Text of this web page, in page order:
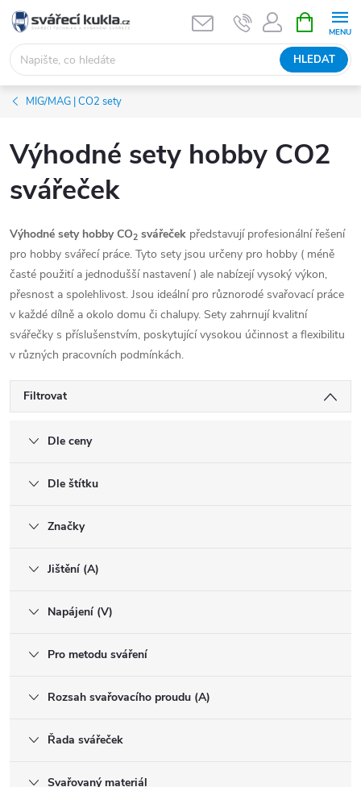
Přejít na obsah
HLEDAT
MIG/MAG | CO2 sety
Výhodné sety hobby CO2
svářeček
Výhodné sety hobby CO2 svářeček představují profesionální řešení
pro hobby svářecí práce. Tyto sety jsou určeny pro hobby ( méně
časté použití a jednodušší nastavení ) ale nabízejí vysoký výkon,
přesnost a spolehlivost. Jsou ideální pro různorodé svařovací práce
v každé dílně a okolo domu či chalupy. Sety zahrnují kvalitní
svářečky s příslušenstvím, poskytující vysokou účinnost a flexibilitu
v různých pracovních podmínkách.
Filtrovat
Dle ceny
Dle štítku
Značky
Jištění (A)
Napájení (V)
Pro metodu sváření
Rozsah svařovacího proudu (A)
Řada svářeček
Svařovaný materiál